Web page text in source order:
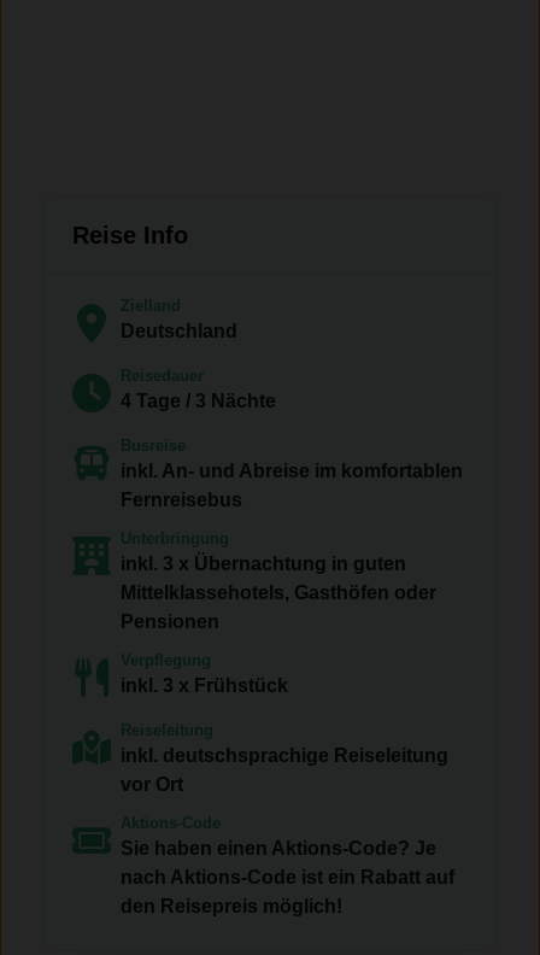
Reise Info
Zielland
Deutschland
Reisedauer
4 Tage / 3 Nächte
Busreise
inkl. An- und Abreise im komfortablen
Fernreisebus
Unterbringung
inkl. 3 x Übernachtung in guten
Mittelklassehotels, Gasthöfen oder
Pensionen
Verpflegung
inkl. 3 x Frühstück
Reiseleitung
inkl. deutschsprachige Reiseleitung
vor Ort
Aktions-Code
Sie haben einen Aktions-Code? Je
nach Aktions-Code ist ein Rabatt auf
den Reisepreis möglich!